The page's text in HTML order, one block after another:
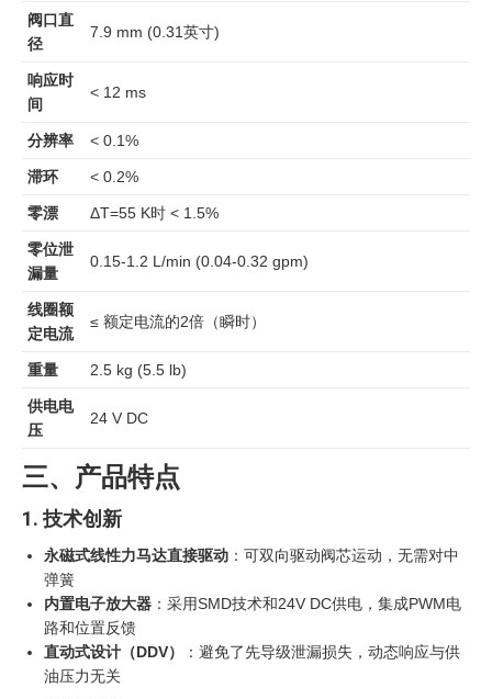
阀口直
径
7.9 mm (0.31英寸)
响应时
间
< 12 ms
分辨率 < 0.1%
滞环 < 0.2%
零漂 ΔT=55 K时 < 1.5%
零位泄
漏量
0.15-1.2 L/min (0.04-0.32 gpm)
线圈额
定电流
≤ 额定电流的2倍（瞬时）
重量 2.5 kg (5.5 lb)
供电电
压
24 V DC
三、产品特点
1. 技术创新
永磁式线性力马达直接驱动 ：可双向驱动阀芯运动，无需对中
弹簧
内置电子放大器 ：采用SMD技术和24V DC供电，集成PWM电
路和位置反馈
直动式设计（DDV）
‍：避免了先导级泄漏损失，动态响应与供
油压力无关